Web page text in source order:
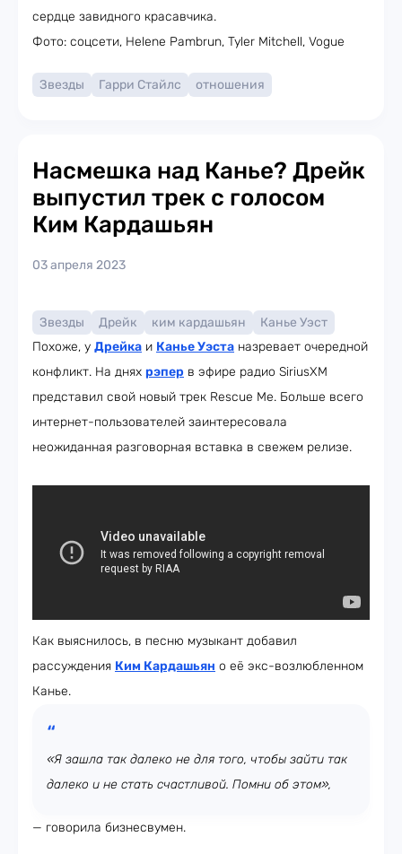
сердце завидного красавчика.
Фото: соцсети, Helene Pambrun, Tyler Mitchell, Vogue
Звезды Гарри Стайлс отношения
Насмешка над Канье? Дрейк
выпустил трек с голосом
Ким Кардашьян
03 апреля 2023
Звезды Дрейк ким кардашьян
Канье Уэст
Похоже, у Дрейка и Канье Уэста назревает очередной
конфликт. На днях рэпер в эфире радио SiriusXM
представил свой новый трек Rescue Me. Больше всего
интернет-пользователей заинтересовала
неожиданная разговорная вставка в свежем релизе.
Как выяснилось, в песню музыкант добавил
рассуждения Ким Кардашьян о её экс-возлюбленном
Канье.
«Я зашла так далеко не для того, чтобы зайти так
далеко и не стать счастливой. Помни об этом»,
— говорила бизнесвумен.